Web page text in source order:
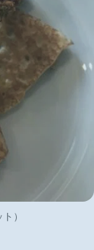
）